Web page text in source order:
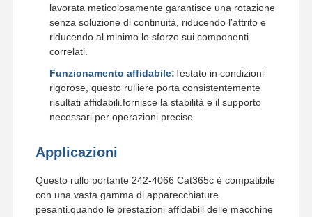
lavorata meticolosamente garantisce una rotazione
senza soluzione di continuità, riducendo l'attrito e
riducendo al minimo lo sforzo sui componenti
correlati.
Funzionamento affidabile:Testato in condizioni
rigorose, questo rulliere porta consistentemente
risultati affidabili.fornisce la stabilità e il supporto
necessari per operazioni precise.
Applicazioni
Questo rullo portante 242-4066 Cat365c è compatibile
con una vasta gamma di apparecchiature
pesanti.quando le prestazioni affidabili delle macchine